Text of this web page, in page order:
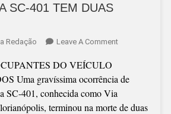
SC-401 TEM DUAS
Redação Leave A CommentOn
DE
TRÂNSITO
NA
DO VEÍCULO
Uma gravíssima ocorrência de
SC-401, conhecida como Via
terminou na morte de duas